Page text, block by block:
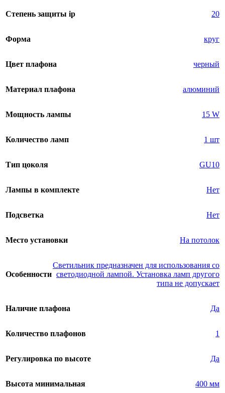
Степень защиты ip 20
Форма круг
Цвет плафона черный
Материал плафона алюминий
Мощность лампы 15 W
Количество ламп 1 шт
Тип цоколя GU10
Лампы в комплекте Нет
Подсветка Нет
Место установки На потолок
Особенности
Светильник предназначен для использования со
светодиодной лампой. Установка ламп другого
типа не допускает
Наличие плафона Да
Количество плафонов 1
Регулировка по высоте Да
Высота минимальная 400 мм